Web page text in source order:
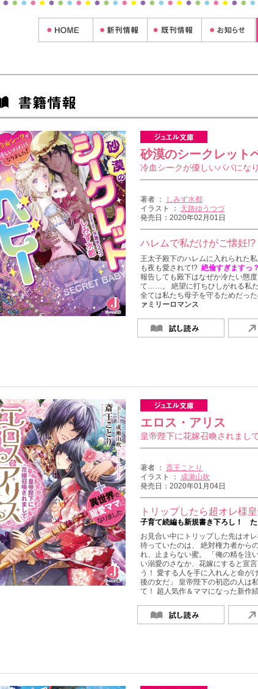
砂漠のシークレット
冷血シークが優しいパパにな
著者 ：
しみず水都
イラスト ： 天路ゆうつづ
発売日：2020年02月01日
ハレムで私だけがご懐妊!?
王太子殿下のハレムに入れられた
も夜も愛されて!? 絶倫すぎますっ？
報告しても殿下はなぜか冷たい態
て……。 絶望に打ちひしがれる私
全ては私たち母子を守るためだっ
ァミリーロマンス
エロス・アリス
皇帝陛下に花嫁召喚されまし
著者 ： 斎王ことり
イラスト ： 成瀬山吹
発売日：2020年01月04日
トリップしたら超オレ様
子育て続編も新規書き下ろし！
お見合い中にトリップした先はオ
待っていたのは、 絶対権力者から
れ、止まらない蜜。 「俺の精を注
い溺愛のさなか、花嫁にすると宣
う！ 愛する人を手に入れんと命が
後の女だ」 皇帝陛下の初恋の人は
て！ 超人気作＆ママになった新作